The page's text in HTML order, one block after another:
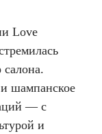
Love
салона.
шампанское
— с
и